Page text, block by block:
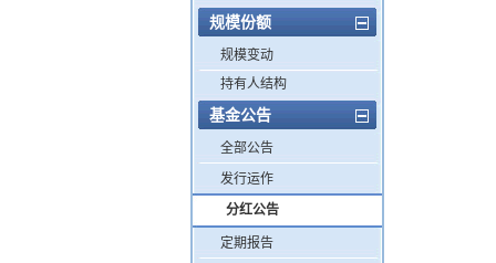
规模份额
规模变动
持有人结构
基金公告
全部公告
发行运作
分红公告
定期报告